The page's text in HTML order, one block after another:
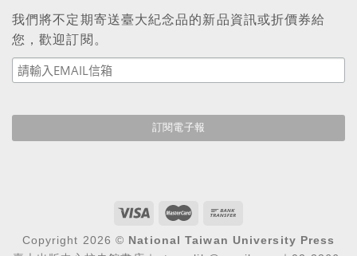
我們將不定期寄送臺大紀念品的新品資訊或折價券給
您，歡迎訂閱。
Copyright 2026 © National Taiwan University Press